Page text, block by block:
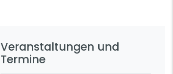
Veranstaltungen und
Termine